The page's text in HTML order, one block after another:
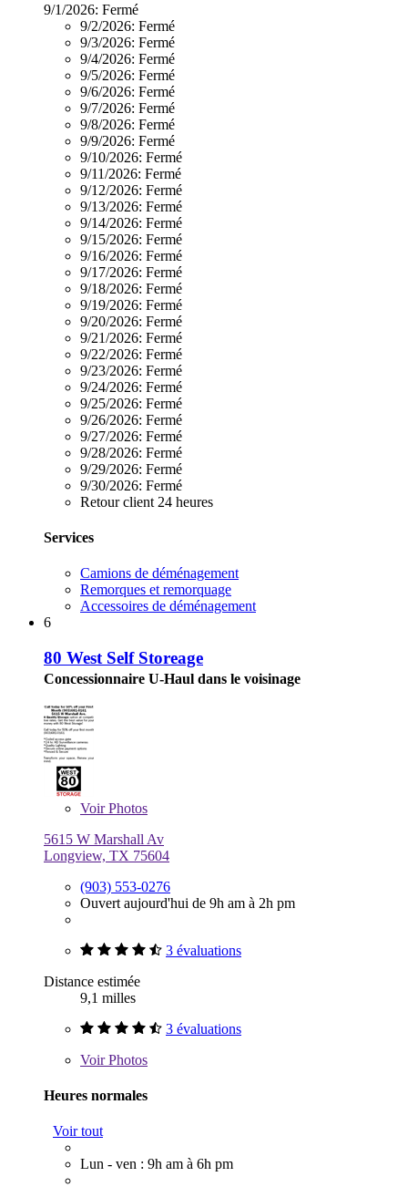
9/1/2026: Fermé
9/2/2026: Fermé
9/3/2026: Fermé
9/4/2026: Fermé
9/5/2026: Fermé
9/6/2026: Fermé
9/7/2026: Fermé
9/8/2026: Fermé
9/9/2026: Fermé
9/10/2026: Fermé
9/11/2026: Fermé
9/12/2026: Fermé
9/13/2026: Fermé
9/14/2026: Fermé
9/15/2026: Fermé
9/16/2026: Fermé
9/17/2026: Fermé
9/18/2026: Fermé
9/19/2026: Fermé
9/20/2026: Fermé
9/21/2026: Fermé
9/22/2026: Fermé
9/23/2026: Fermé
9/24/2026: Fermé
9/25/2026: Fermé
9/26/2026: Fermé
9/27/2026: Fermé
9/28/2026: Fermé
9/29/2026: Fermé
9/30/2026: Fermé
Retour client 24 heures
Services
Camions de déménagement
Remorques et remorquage
Accessoires de déménagement
6
80 West Self Storeage
Concessionnaire U-Haul dans le voisinage
VoirPhotos
5615 W Marshall Av
Longview, TX 75604
(903) 553-0276
Ouvert aujourd'hui de 9h am à 2h pm
3 évaluations
Distance estimée
9,1 milles
3 évaluations
VoirPhotos
Heures normales
Voir tout
Lun - ven : 9h am à 6h pm